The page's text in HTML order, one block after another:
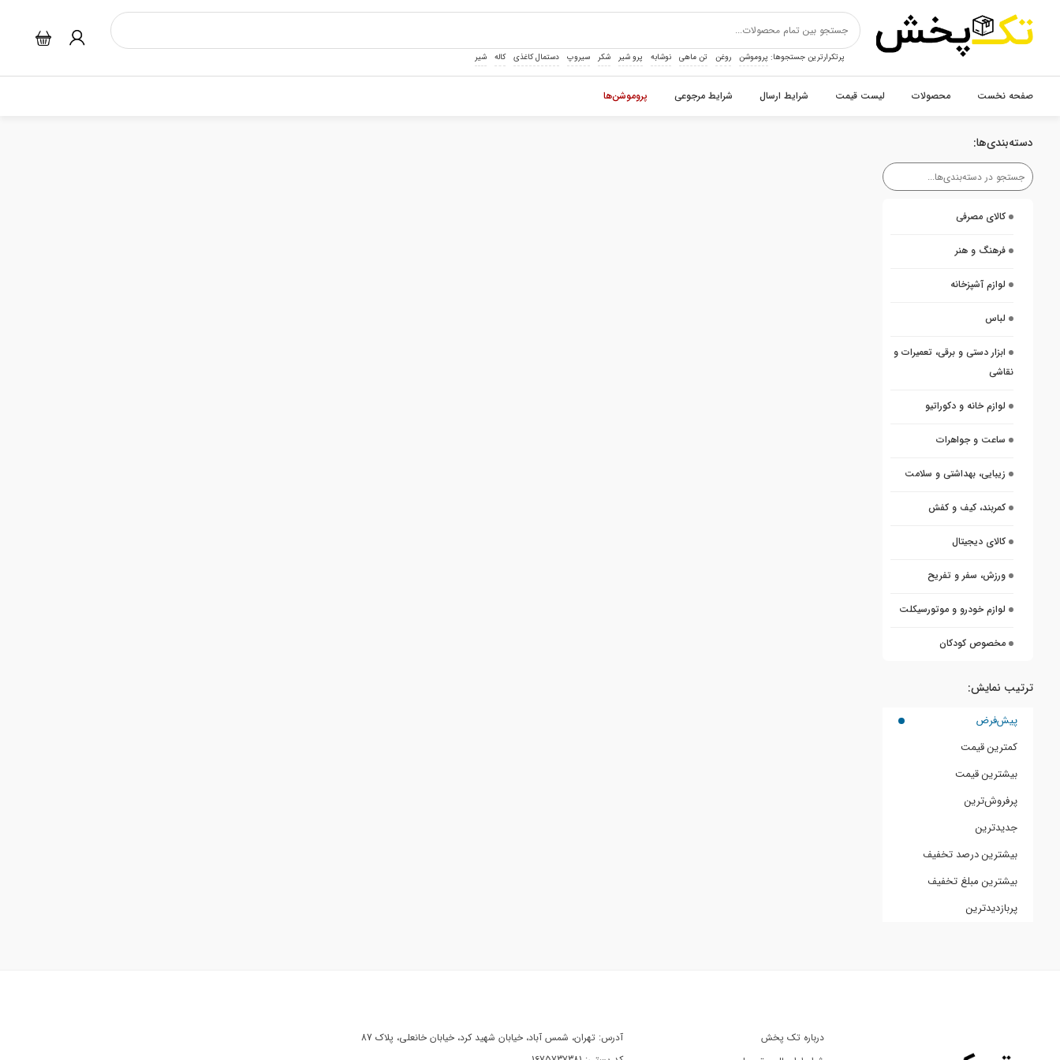
پرتکرارترین جستجوها: پروموشن روغن تن ماهی نوشابه پرو شیر شکر سیروپ دستمال کاغذی کاله شیر
صفحه نخست محصولات لیست قیمت شرایط ارسال شرایط مرجوعی پروموشن‌ها
دسته‌بندی‌ها:
کالای مصرفی
فرهنگ و هنر
لوازم آشپزخانه
لباس
ابزار دستی و برقی، تعمیرات و
نقاشی
لوازم خانه و دکوراتیو
ساعت و جواهرات
زیبایی، بهداشتی و سلامت
کمربند، کیف و کفش
کالای دیجیتال
ورزش، سفر و تفریح
لوازم خودرو و موتورسیکلت
مخصوص کودکان
ترتیب نمایش:
پیش‌فرض
کمترین قیمت
بیشترین قیمت
پرفروش‌ترین
جدیدترین
بیشترین درصد تخفیف
بیشترین مبلغ تخفیف
پربازدیدترین
درباره تک پخش
آدرس: تهران، شمس آباد، خیابان شهید کرد، خیابان خانعلی، پلاک 87